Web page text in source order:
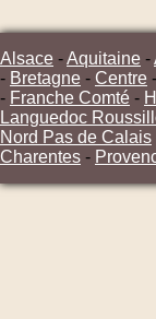
Alsace -Aquitaine -
- Bretagne - Centre -
- Franche Comté -
Languedoc
Nord Pas de Calais
Charentes -